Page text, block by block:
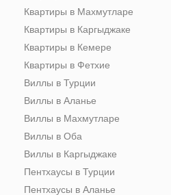
Квартиры в Махмутларе
Квартиры в Каргыджаке
Квартиры в Кемере
Квартиры в Фетхие
Виллы в Турции
Виллы в Аланье
Виллы в Махмутларе
Виллы в Оба
Виллы в Каргыджаке
Пентхаусы в Турции
Пентхаусы в Аланье